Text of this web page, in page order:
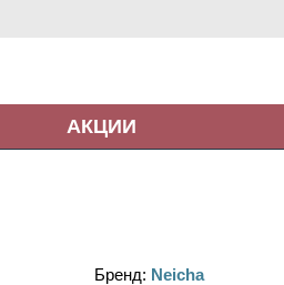
АКЦИИ
Бренд: Neicha